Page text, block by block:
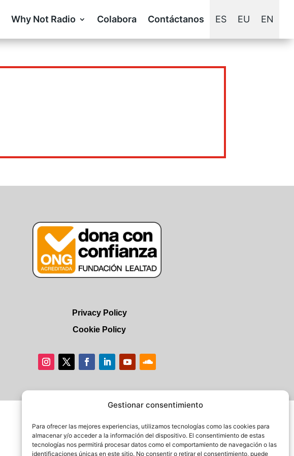
Gestionar consentimiento
Para ofrecer las mejores experiencias, utilizamos tecnologías como las cookies para
almacenar y/o acceder a la información del dispositivo. El consentimiento de estas
tecnologías nos permitirá procesar datos como el comportamiento de navegación o las
identificaciones únicas en este sitio. No consentir o retirar el consentimiento, puede
Why Not Radio Colabora Contáctanos ES EU EN
Privacy Policy
Cookie Policy